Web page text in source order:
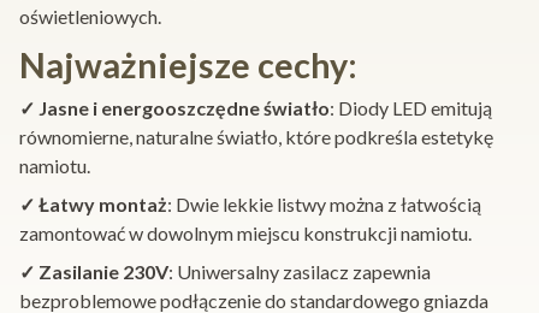
oświetleniowych.
Najważniejsze cechy:
✓ Jasne i energooszczędne światło: Diody LED emitują
równomierne, naturalne światło, które podkreśla estetykę
namiotu.
✓ Łatwy montaż: Dwie lekkie listwy można z łatwością
zamontować w dowolnym miejscu konstrukcji namiotu.
✓ Zasilanie 230V: Uniwersalny zasilacz zapewnia
bezproblemowe podłączenie do standardowego gniazda